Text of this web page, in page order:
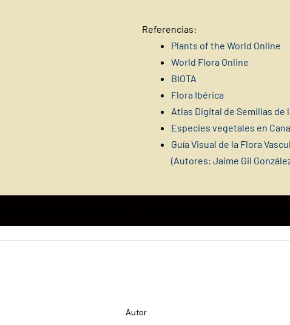
Referencias:
Plants of the World Online
World Flora Online
BIOTA
Flora Ibérica
Atlas Digital de Semillas de
Especies vegetales en
Guía Visual de la Flora
(Autores: Jaime Gil
Autor